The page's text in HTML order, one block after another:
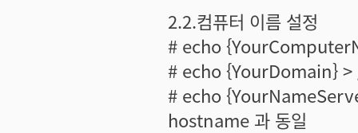
2.2.컴퓨터 이름 설정
# echo
# echo {YourDomain}
# echo
hostname 과 동일